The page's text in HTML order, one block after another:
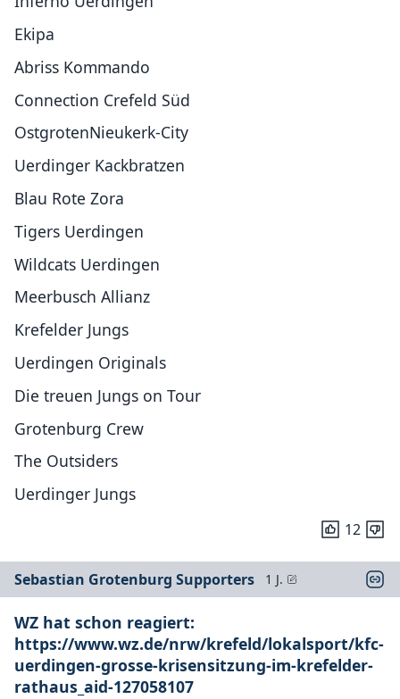
Ekipa
Abriss Kommando
Connection Crefeld Süd
OstgrotenNieukerk-City
Uerdinger Kackbratzen
Blau Rote Zora
Tigers Uerdingen
Wildcats Uerdingen
Meerbusch Allianz
Krefelder Jungs
Uerdingen Originals
Die treuen Jungs on Tour
Grotenburg Crew
The Outsiders
Uerdinger Jungs
12
Sebastian Grotenburg Supporters 1 J.
WZ hat schon reagiert:
https://www.wz.de/nrw/krefeld/lokalsport/kfc-
uerdingen-grosse-krisensitzung-im-krefelder-
rathaus_aid-127058107